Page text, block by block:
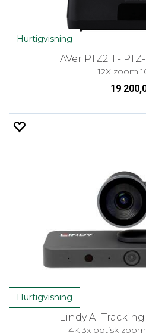
Hurtigvisning
AVer PTZ211 -
12X zoom
19
Hurtigvisning
Lindy AI-
4K 3x optisk zoom